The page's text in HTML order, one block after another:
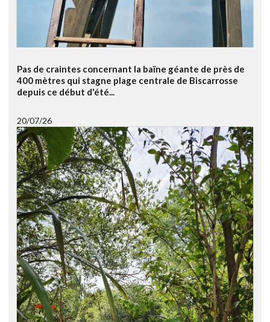
Pas de craintes concernant la baïne géante de près de
400 mètres qui stagne plage centrale de Biscarrosse
depuis ce début d'été...
20/07/26